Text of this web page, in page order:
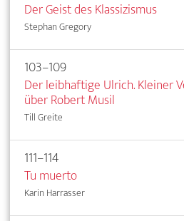
Der Geist des Klassizismus
Stephan Gregory
103–109
Der leibhaftige Ulrich. Kleiner
über Robert Musil
Till Greite
111–114
Tu muerto
Karin Harrasser